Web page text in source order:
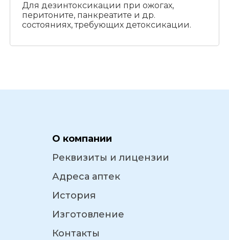
Для дезинтоксикации при ожогах,
перитоните, панкреатите и др.
состояниях, требующих детоксикации.
О компании
Реквизиты и лицензии
Адреса аптек
История
Изготовление
Контакты